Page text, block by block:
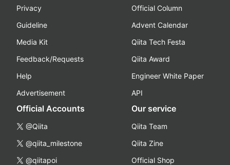
Privacy
Guideline
Media Kit
Feedback/Requests
Help
Advertisement
Official Column
Advent Calendar
Qiita Tech Festa
Qiita Award
Engineer White Paper
API
Official Accounts
@Qiita
@qiita_milestone
@qiitapoi
Our service
Qiita Team
Qiita Zine
Official Shop